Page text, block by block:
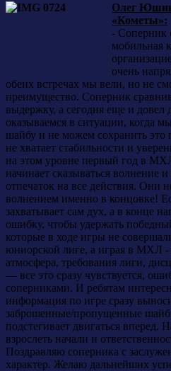
Олег
«Кометы»:
- Соперник
мобильная
очень
обеих встречах мы вели, но не
преимущество. Соперник
выдержку, а сегодня еще и
оказываемся в ситуации, когда
шайбу и не можем сохранить это
не хватает стабильности и
на этом уровне первый год в
начинает сказываться волнение
отпечаток на все действия. Они
волнением именно в концовке!
захватывает сам дух, а в конце
ошибку, чтобы удержать
которые в ходе игры не
юниорской лиге, а играя в МХЛ -
атмосфера, требования лиги,
— все это сразу чувствуется,
соперниками. И ребятам
информация по игре сразу
заброшенные/пропущенные
подстегивает двигаться вперед.
взрослеть начали и
Поздравляю соперника с
характер. Желаю дальнейших